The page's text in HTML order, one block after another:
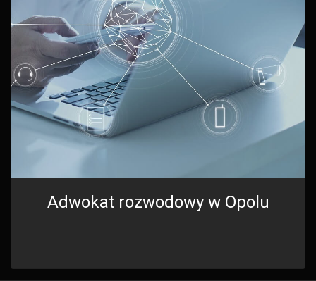
Adwokat rozwodowy w Opolu